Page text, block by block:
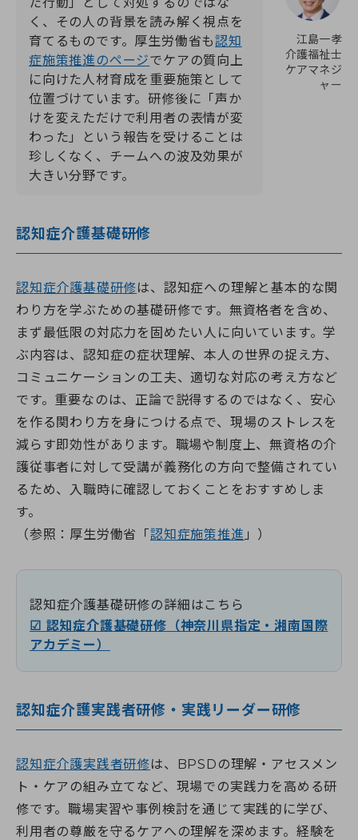
江島一孝
介護福祉士
ケアマネジ
ャー
く、その人の背景を読み解く視点を
育てるものです。厚生労働省も認知
症施策推進のページでケアの質向上
に向けた人材育成を重要施策として
位置づけています。研修後に「声か
けを変えただけで利用者の表情が変
わった」という報告を受けることは
珍しくなく、チームへの波及効果が
大きい分野です。
認知症介護基礎研修
認知症介護基礎研修は、認知症への理解と基本的な関
わり方を学ぶための基礎研修です。無資格者を含め、
まず最低限の対応力を固めたい人に向いています。学
ぶ内容は、認知症の症状理解、本人の世界の捉え方、
コミュニケーションの工夫、適切な対応の考え方など
です。重要なのは、正論で説得するのではなく、安心
を作る関わり方を身につける点で、現場のストレスを
減らす即効性があります。職場や制度上、無資格の介
護従事者に対して受講が義務化の方向で整備されてい
るため、入職時に確認しておくことをおすすめしま
す。
（参照：厚生労働省「認知症施策推進 」）
認知症介護基礎研修の詳細はこちら
☑ 認知症介護基礎研修（神奈川県指定・湘南国際
アカデミー）
認知症介護実践者研修・実践リーダー研修
認知症介護実践者研修は、BPSDの理解・アセスメン
ト・ケアの組み立てなど、現場での実践力を高める研
修です。職場実習や事例検討を通じて実践的に学び、
利用者の尊厳を守るケアへの理解を深めます。経験を